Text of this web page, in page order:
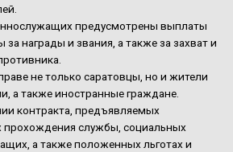
предусмотрены выплаты
награды и звания, а также за захват и
не только саратовцы, но и жители
а также иностранные граждане.
контракта, предъявляемых
прохождения службы, социальных
а также положенных льготах и